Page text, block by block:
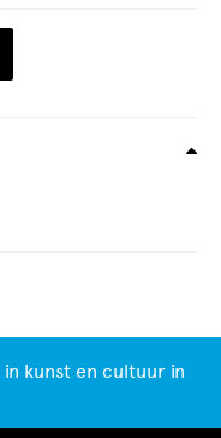
kunst en cultuur in